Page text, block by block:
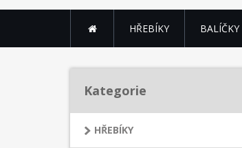
HŘEBÍKY BALÍČKY
Kategorie
HŘEBÍKY